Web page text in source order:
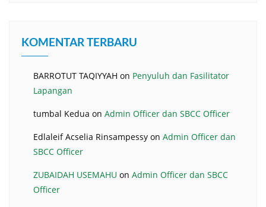
KOMENTAR TERBARU
BARROTUT TAQIYYAH on Penyuluh dan Fasilitator
Lapangan
tumbal Kedua on Admin Officer dan SBCC Officer
Edlaleif Acselia Rinsampessy on Admin Officer dan
SBCC Officer
ZUBAIDAH USEMAHU on Admin Officer dan SBCC
Officer